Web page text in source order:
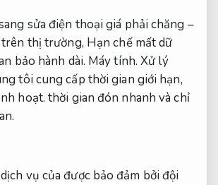
sửa điện thoại giá phải chăng –
thị trường, Hạn chế mất dữ
bảo hành dài. Máy tính. Xử lý
tôi cung cấp thời gian giới hạn,
hoạt. thời gian đón nhanh và chỉ
vụ của được bảo đảm bởi đội